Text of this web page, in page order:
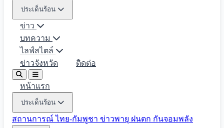
ประเด็นร้อน
ข่าว
บทความ
ไลฟ์สไตล์
ข่าวจังหวัด
ติดต่อ
หน้าแรก
ประเด็นร้อน
สถานการณ์ ไทย-กัมพูชา ข่าวพายุ ฝนตก กันจอมพลัง